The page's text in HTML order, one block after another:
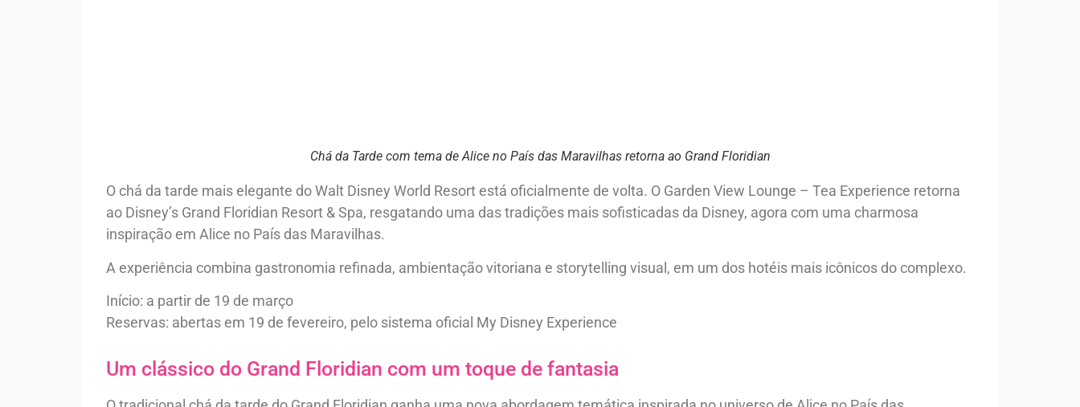
Chá da Tarde com tema de Alice no País das Maravilhas retorna ao Grand Floridian
O chá da tarde mais elegante do Walt Disney World Resort está oficialmente de volta. O Garden View Lounge – Tea Experience retorna
ao Disney’s Grand Floridian Resort & Spa, resgatando uma das tradições mais sofisticadas da Disney, agora com uma charmosa
inspiração em Alice no País das Maravilhas.
A experiência combina gastronomia refinada, ambientação vitoriana e storytelling visual, em um dos hotéis mais icônicos do complexo.
Início: a partir de 19 de março
Reservas: abertas em 19 de fevereiro, pelo sistema oficial My Disney Experience
Um clássico do Grand Floridian com um toque de fantasia